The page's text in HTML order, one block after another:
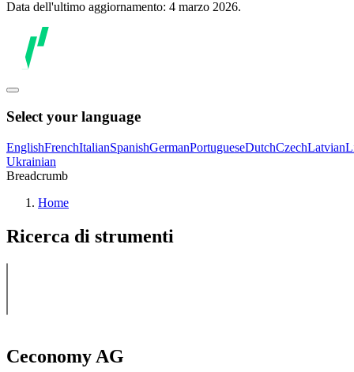
Data dell'ultimo aggiornamento: 4 marzo 2026.
Select your language
EnglishFrenchItalianSpanishGermanPortugueseDutchCzechLatvian
Ukrainian
Breadcrumb
Home
Ricerca di strumenti
Ceconomy AG